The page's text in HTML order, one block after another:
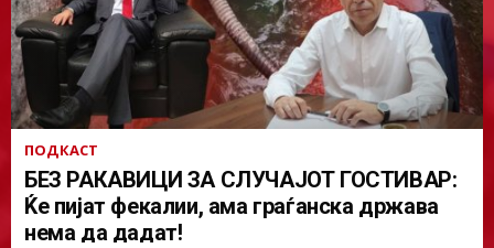
ПОДКАСТ
БЕЗ РАКАВИЦИ ЗА СЛУЧАЈОТ ГОСТИВАР:
Ќе пијат фекалии, ама граѓанска држава
нема да дадат!